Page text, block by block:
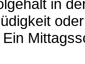
in